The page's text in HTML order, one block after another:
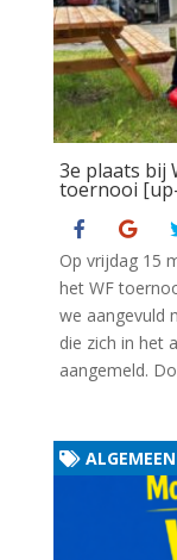
3e plaats bij
toernooi
Op vrijdag 15
het WF
we aangevuld
die zich in het
aangemeld.